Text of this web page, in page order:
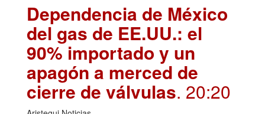
Dependencia de México
del gas de EE.UU.: el
90% importado y un
apagón a merced de
cierre de válvulas. 20:20